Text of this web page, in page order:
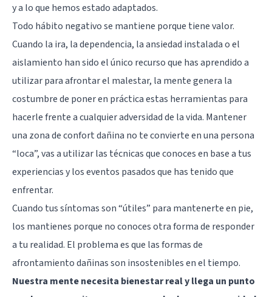
y a lo que hemos estado adaptados.
Todo hábito negativo se mantiene porque tiene valor.
Cuando la ira, la dependencia, la ansiedad instalada o el
aislamiento han sido el único recurso que has aprendido a
utilizar para afrontar el malestar, la mente genera la
costumbre de poner en práctica estas herramientas para
hacerle frente a cualquier adversidad de la vida. Mantener
una zona de confort dañina no te convierte en una persona
“loca”, vas a utilizar las técnicas que conoces en base a tus
experiencias y los eventos pasados que has tenido que
enfrentar.
Cuando tus síntomas son “útiles” para mantenerte en pie,
los mantienes porque no conoces otra forma de responder
a tu realidad. El problema es que las formas de
afrontamiento dañinas son insostenibles en el tiempo.
Nuestra mente necesita bienestar real y llega un punto